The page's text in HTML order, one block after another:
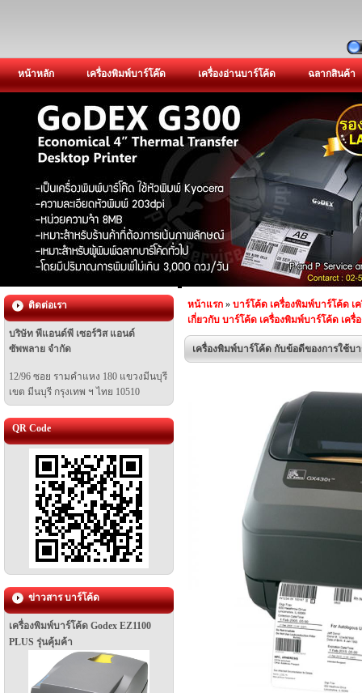
หน้าหลัก เครื่องพิมพ์บาร์โค๊ด เครื่องอ่านบาร์โค้ด ฉลากสินค้า
ติดต่อเรา
บริษัท พีแอนด์พี เซอร์วิส แอนด์
ซัพพลาย จำกัด
12/96 ซอย รามคำแหง 180 แขวงมีนบุรี
เขต มีนบุรี กรุงเทพ ฯ ไทย 10510
QR Code
ข่าวสาร บาร์โค้ด
เครื่องพิมพ์บาร์โค้ด Godex EZ1100
PLUS รุ่นคุ้มค้า
หน้าแรก » บาร์โค้ด เครื่องพิมพ์บาร์โค้ด เ
เกี่ยวกับ บาร์โค้ด เครื่องพิมพ์บาร์โค้ด เครื่
เครื่องพิมพ์บาร์โค้ด กับข้อดีของการใช้บ